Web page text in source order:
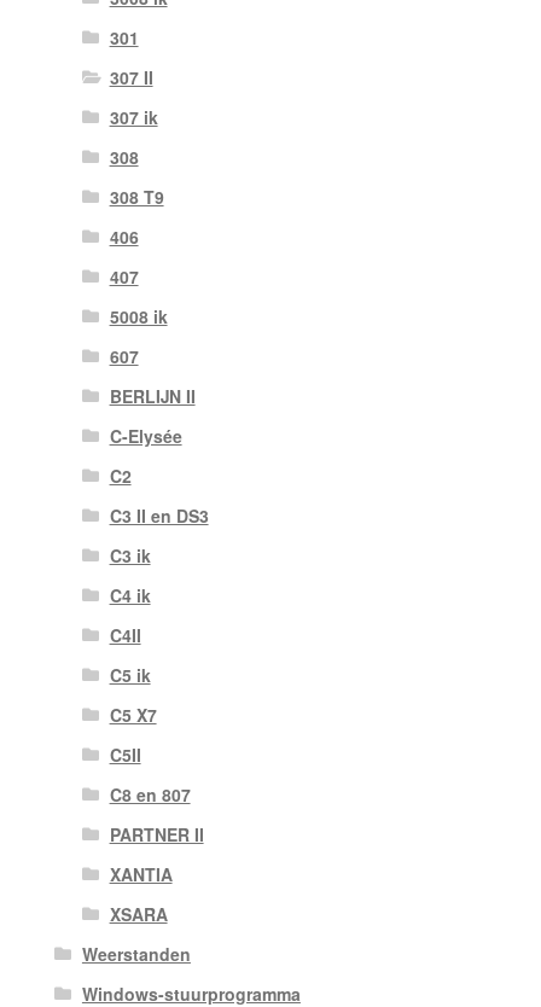
301
307 II
307 ik
308
308 T9
406
407
5008 ik
607
BERLIJN II
C-Elysée
C2
C3 II en DS3
C3 ik
C4 ik
C4II
C5 ik
C5 X7
C5II
C8 en 807
PARTNER II
XANTIA
XSARA
Weerstanden
Windows-stuurprogramma